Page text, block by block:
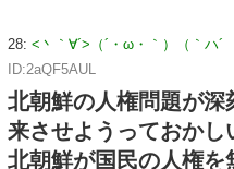
28: <丶｀∀´>（´・ω・｀）（｀ハ
ID:2aQF5AUL
北朝鮮の人権問題が
来させようっておかし
北朝鮮が国民の人権